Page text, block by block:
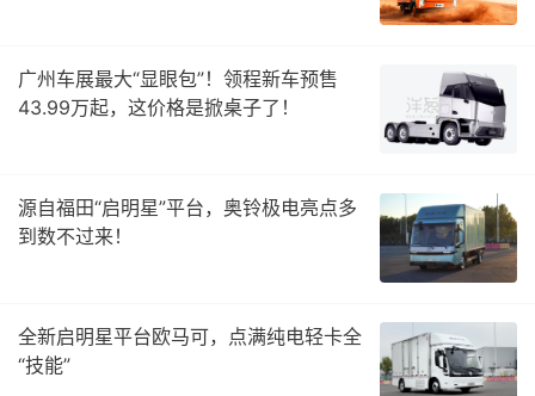
广州车展最大“显眼包”！领程新车预售
43.99万起，这价格是掀桌子了！
源自福田“启明星”平台，奥铃极电亮点多
到数不过来！
全新启明星平台欧马可，点满纯电轻卡全
“技能”